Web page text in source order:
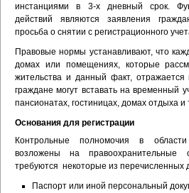
инстанциями в 3-х дневный срок.
действий являются заявления
просьба о снятии с регистрационного
Правовые нормы устанавливают, что
домах или помещениях, которые
жительства и данный факт,
граждане могут вставать на временный
пансионатах, гостиницах, домах отдыха и
Основания для регистрации
Контрольные полномочия в области
возложены на правоохранительные
требуются некоторые из перечисленных
Паспорт или иной персональный